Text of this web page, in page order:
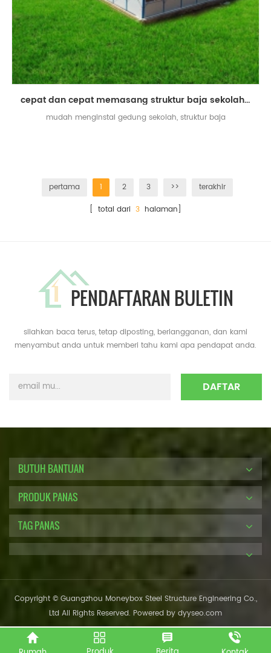
cepat dan cepat memasang struktur baja sekolah gedung sekolah prefab untuk dijual
mudah menginstal gedung sekolah, struktur baja
pertama 1 2 3 >>
terakhir
[ total dari 3 halaman]
PENDAFTARAN BULETIN
silahkan baca terus, tetap diposting, berlangganan, dan kami
menyambut anda untuk memberi tahu kami apa pendapat anda.
BUTUH BANTUAN
PRODUK PANAS
TAG PANAS
Copyright © Guangzhou Moneybox Steel Structure Engineering Co.,
Ltd All Rights Reserved. Powered by dyyseo.com